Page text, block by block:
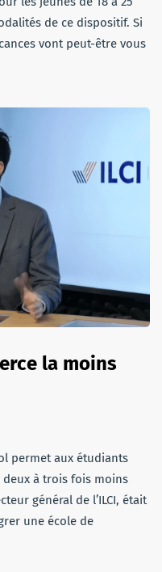
de ce dispositif. Si
vont peut-être vous
la moins
permet aux étudiants
deux à trois fois moins
général de l’ILCI, était
une école de